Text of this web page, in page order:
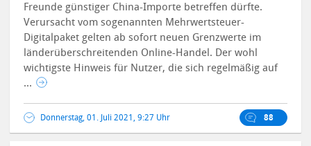
Freunde günstiger China-Importe betreffen dürfte.
Verursacht vom sogenannten Mehrwertsteuer-
Digitalpaket gelten ab sofort neuen Grenzwerte im
länderüberschreitenden Online-Handel. Der wohl
wichtigste Hinweis für Nutzer, die sich regelmäßig auf
...
Donnerstag, 01. Juli 2021, 9:27 Uhr 88